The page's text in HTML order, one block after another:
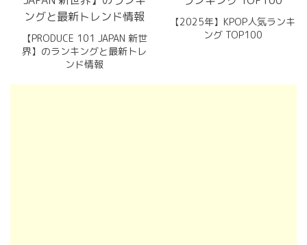
【PRODUCE 101 JAPAN 新世
界】のランキングと最新トレ
ンド情報
【2025年】KPOP人気ランキ
ング TOP100